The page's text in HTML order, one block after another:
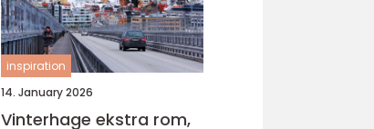
inspiration
14. January 2026
Vinterhage ekstra rom,